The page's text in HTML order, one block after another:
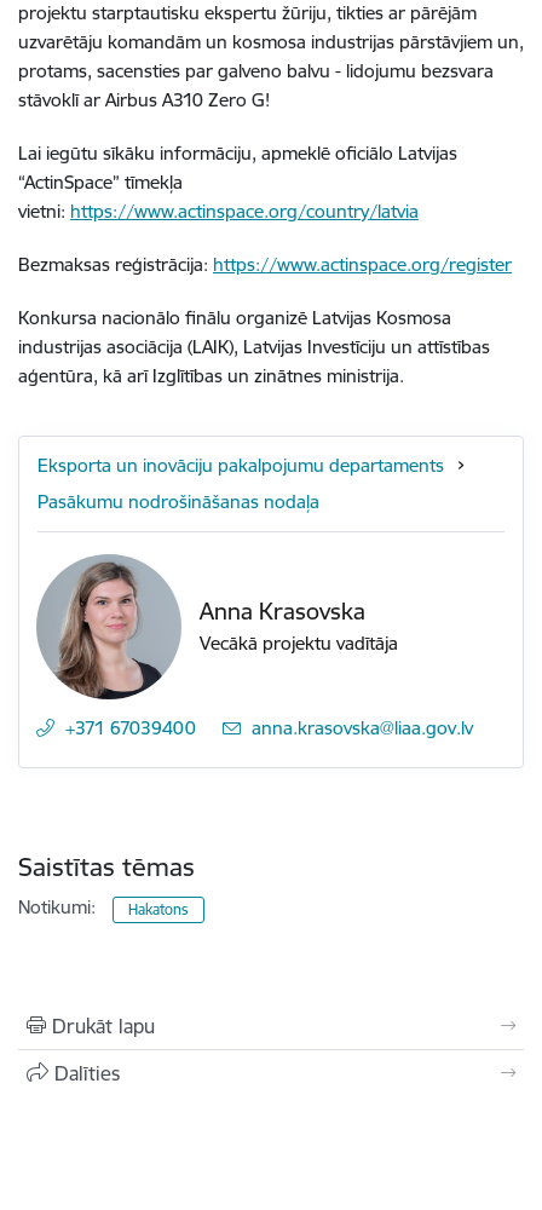
projektu starptautisku ekspertu žūriju, tikties ar pārējām
uzvarētāju komandām un kosmosa industrijas pārstāvjiem un,
protams, sacensties par galveno balvu - lidojumu bezsvara
stāvoklī ar Airbus A310 Zero G!
Lai iegūtu sīkāku informāciju, apmeklē oficiālo Latvijas
“ActinSpace” tīmekļa
vietni: https://www.actinspace.org/country/latvia
Bezmaksas reģistrācija: https://www.actinspace.org/register
Konkursa nacionālo finālu organizē Latvijas Kosmosa
industrijas asociācija (LAIK), Latvijas Investīciju un attīstības
aģentūra, kā arī Izglītības un zinātnes ministrija.
Eksporta un inovāciju pakalpojumu departaments
Pasākumu nodrošināšanas nodaļa
Anna Krasovska
Vecākā projektu vadītāja
+371 67039400 E-pasts:
anna.krasovska@liaa.gov.lv
Saistītas tēmas
Notikumi: Hakatons
Drukāt lapu
Dalīties